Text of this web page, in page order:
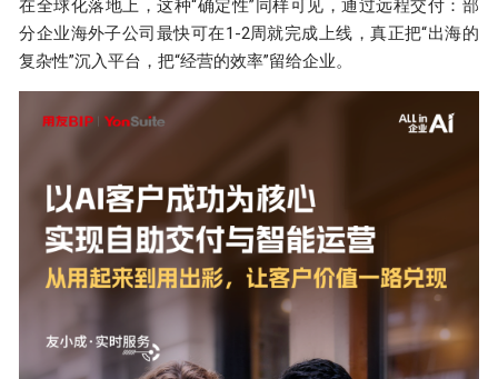
在全球化落地上，这种“确定性”同样可见，通过远程交付：部
分企业海外子公司最快可在1-2周就完成上线，真正把“出海的
复杂性”沉入平台，把“经营的效率”留给企业。